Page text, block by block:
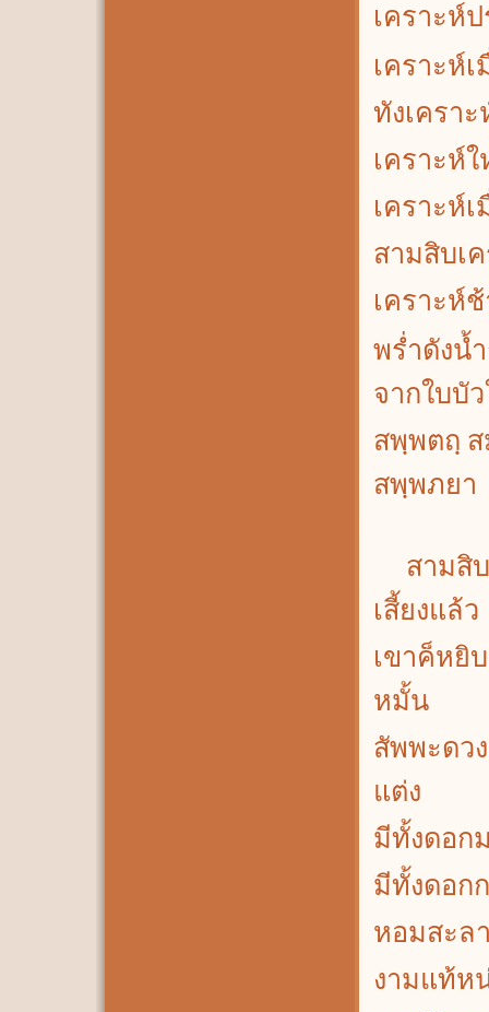
เคราะห์
เคราะห์
ทังเครา
เคราะห์
เคราะห์
สามสิบเ
เคราะห์
พร่ำดังน้
จากใบบั
สพฺพตถฺ
สพฺพภยา
สามสิบ
เสี้ยงแล้ว
เขาค็หยิ
หมั้น
สัพพะดว
แต่ง
มีทั้งดอก
มีทั้งดอก
หอมสะล
งามแท้ห